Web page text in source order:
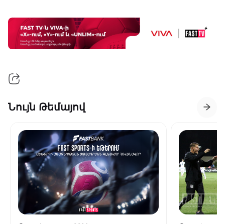
Նույն Թեմայով